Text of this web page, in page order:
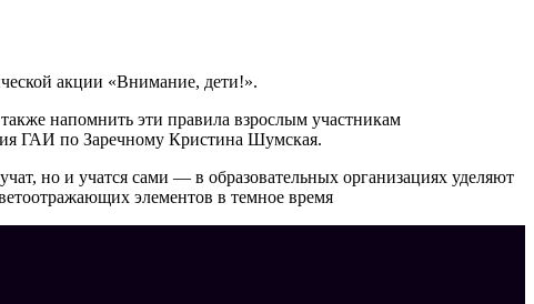
акции «Внимание, дети!».
напомнить эти правила взрослым участникам
ГАИ по Заречному Кристина Шумская.
но и учатся сами — в образовательных организациях уделяют
элементов в темное время